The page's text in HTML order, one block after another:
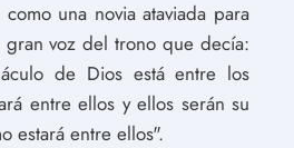
una novia ataviada para
voz del trono que decía:
de Dios está entre los
entre ellos y ellos serán su
estará entre ellos".